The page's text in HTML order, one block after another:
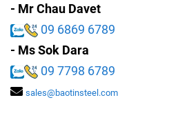
- Mr Chau Davet
09 6869 6789
- Ms Sok Dara
09 7798 6789
sales@baotinsteel.com